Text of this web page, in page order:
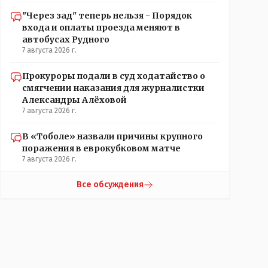
"Через зад" теперь нельзя - Порядок
входа и оплаты проезда меняют в
автобусах Рудного
7 августа 2026 г.
Прокуроры подали в суд ходатайство о
смягчении наказания для журналистки
Александры Алёховой
7 августа 2026 г.
В «Тоболе» назвали причины крупного
поражения в еврокубковом матче
7 августа 2026 г.
Все обсуждения